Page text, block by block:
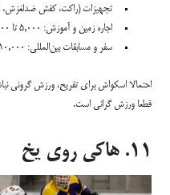
تجهیزات (راکت، کفش ضدلغزش، لباس): ۵۰۰ تا
اجاره زمین و آموزش: ۵,۰۰۰ تا ۱۵,۰۰۰ دلار در سال
سفر و مسابقات بین‌المللی: ۱۰,۰۰۰ تا ۲۰,۰۰۰ دلار در سال
احتمالا اسکواش برای تفریح، ورزش گرونی
قطعا ورزش گرانی است.
۱۱. هاکی روی یخ